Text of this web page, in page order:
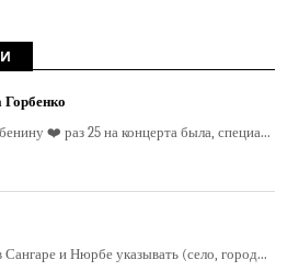
Горбенко
❤️ раз 25 на концерта была, специа...
Сангаре и Нюрбе указывать (село, город...